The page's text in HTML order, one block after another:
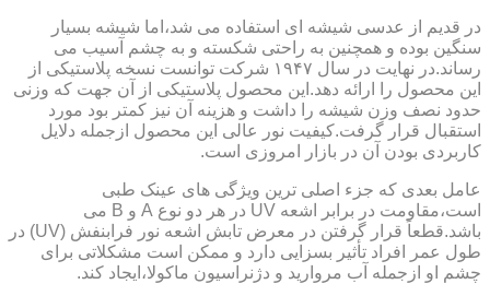
در قدیم از عدسی شیشه ای استفاده می شد،اما شیشه بسیار
سنگین بوده و همچنین به راحتی شکسته و به چشم آسیب می
رساند.در نهایت در سال ۱۹۴۷ شرکت توانست نسخه پلاستیکی از
این محصول را ارائه دهد.این محصول پلاستیکی از آن جهت که وزنی
حدود نصف وزن شیشه را داشت و هزینه آن نیز کمتر بود مورد
استقبال قرار گرفت.کیفیت نور عالی این محصول ازجمله دلایل
کاربردی بودن آن در بازار امروزی است.
عامل بعدی که جزء اصلی ترین ویژگی های عینک طبی
است،مقاومت در برابر اشعه UV در هر دو نوع A و B می
باشد.قطعاً قرار گرفتن در معرض تابش اشعه نور فرابنفش (UV) در
طول عمر افراد تأثیر بسزایی دارد و ممکن است مشکلاتی برای
چشم او ازجمله آب مروارید و دژنراسیون ماکولا،ایجاد کند.